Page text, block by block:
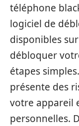
téléphone
logiciel de
disponibles
débloquer
étapes
présente des
votre appareil
personnelles.